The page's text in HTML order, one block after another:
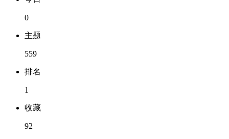
0
主题
559
排名
1
收藏
92